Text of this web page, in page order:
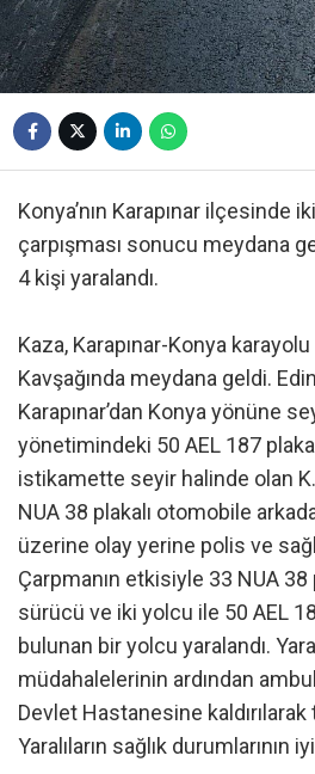
Konya’nın Karapınar ilçesinde
çarpışması sonucu meydana
4 kişi yaralandı.
Kaza, Karapınar-Konya
Kavşağında meydana geldi.
Karapınar’dan Konya yönüne
yönetimindeki 50 AEL 187
istikamette seyir halinde olan
NUA 38 plakalı otomobile
üzerine olay yerine polis ve
Çarpmanın etkisiyle 33 NUA 38
sürücü ve iki yolcu ile 50 AEL
bulunan bir yolcu yaralandı.
müdahalelerinin ardından
Devlet Hastanesine kaldırılarak
Yaralıların sağlık durumlarının